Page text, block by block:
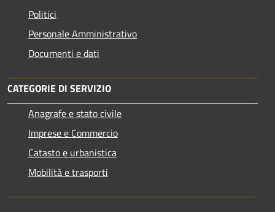
Politici
Personale Amministrativo
Documenti e dati
CATEGORIE DI SERVIZIO
Anagrafe e stato civile
Imprese e Commercio
Catasto e urbanistica
Mobilità e trasporti